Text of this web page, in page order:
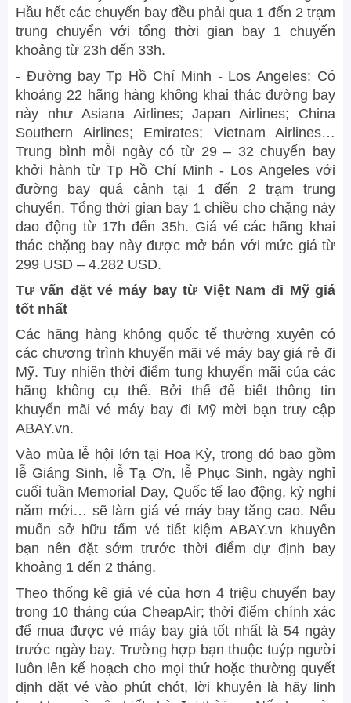
Hầu hết các chuyến bay đều phải qua 1 đến 2 trạm
trung chuyển với tổng thời gian bay 1 chuyến
khoảng từ 23h đến 33h.
- Đường bay Tp Hồ Chí Minh - Los Angeles: Có
khoảng 22 hãng hàng không khai thác đường bay
này như Asiana Airlines; Japan Airlines; China
Southern Airlines; Emirates; Vietnam Airlines…
Trung bình mỗi ngày có từ 29 – 32 chuyến bay
khởi hành từ Tp Hồ Chí Minh - Los Angeles với
đường bay quá cảnh tại 1 đến 2 trạm trung
chuyển. Tổng thời gian bay 1 chiều cho chặng này
dao động từ 17h đến 35h. Giá vé các hãng khai
thác chặng bay này được mở bán với mức giá từ
299 USD – 4.282 USD.
Tư vấn đặt vé máy bay từ Việt Nam đi Mỹ giá
tốt nhất
Các hãng hàng không quốc tế thường xuyên có
các chương trình khuyến mãi vé máy bay giá rẻ đi
Mỹ. Tuy nhiên thời điểm tung khuyến mãi của các
hãng không cụ thể. Bởi thế để biết thông tin
khuyến mãi vé máy bay đi Mỹ mời bạn truy cập
ABAY.vn.
Vào mùa lễ hội lớn tại Hoa Kỳ, trong đó bao gồm
lễ Giáng Sinh, lễ Tạ Ơn, lễ Phục Sinh, ngày nghỉ
cuối tuần Memorial Day, Quốc tế lao động, kỳ nghỉ
năm mới… sẽ làm giá vé máy bay tăng cao. Nếu
muốn sở hữu tấm vé tiết kiệm ABAY.vn khuyên
bạn nên đặt sớm trước thời điểm dự định bay
khoảng 1 đến 2 tháng.
Theo thống kê giá vé của hơn 4 triệu chuyến bay
trong 10 tháng của CheapAir; thời điểm chính xác
để mua được vé máy bay giá tốt nhất là 54 ngày
trước ngày bay. Trường hợp bạn thuộc tuýp người
luôn lên kế hoạch cho mọi thứ hoặc thường quyết
định đặt vé vào phút chót, lời khuyên là hãy linh